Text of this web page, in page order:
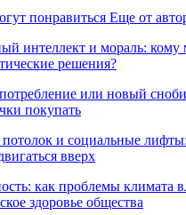
понравиться Еще от
интеллект и мораль:
решения?
или новый
покупать
и социальные
вверх
как проблемы климата
здоровье общества